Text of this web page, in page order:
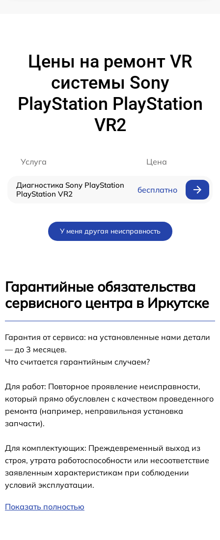
Цены на ремонт VR
системы Sony
PlayStation PlayStation
VR2
Услуга Цена
Диагностика Sony PlayStation
PlayStation VR2
бесплатно
У меня другая неисправность
Гарантийные обязательства
сервисного центра в Иркутске
Гарантия от сервиса: на установленные нами детали
— до 3 месяцев.
Что считается гарантийным случаем?
Для работ: Повторное проявление неисправности,
который прямо обусловлен с качеством проведенного
ремонта (например, неправильная установка
запчасти).
Для комплектующих: Преждевременный выход из
строя, утрата работоспособности или несоответствие
заявленным характеристикам при соблюдении
условий эксплуатации.
Показать полностью